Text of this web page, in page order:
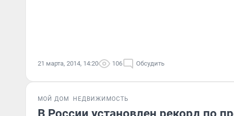
21 марта, 2014, 14:20 106 Обсудить
МОЙ ДОМ НЕДВИЖИМОСТЬ